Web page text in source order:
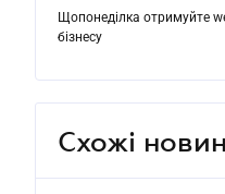
Щопонеділка отримуйте
бізнесу
Схожі